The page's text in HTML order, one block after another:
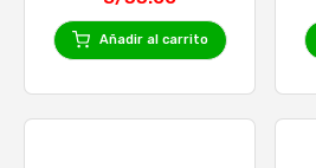
Añadir al carrito